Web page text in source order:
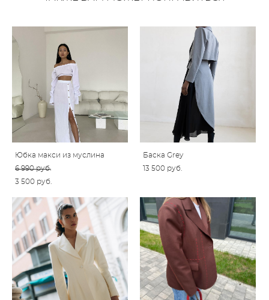
Юбка макси из муслина
6 990 pуб.
3 500 pуб.
Баска Grey
13 500 pуб.